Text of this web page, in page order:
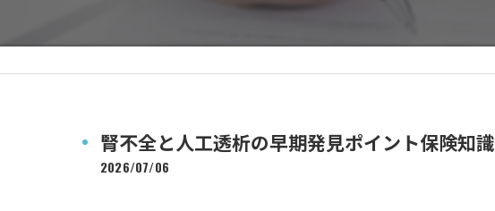
腎不全と人工透析の早期発見ポイント保険知識
2026/07/06